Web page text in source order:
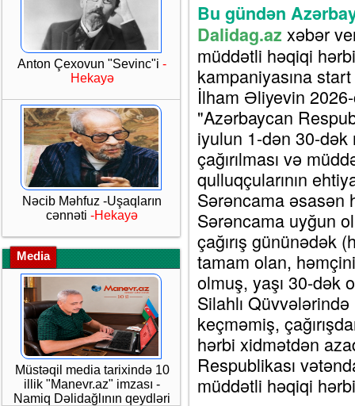
Anton Çexovun "Sevinc"i -
Hekayə
Nəcib Məhfuz -Uşaqların
cənnəti -Hekayə
Media
Müstəqil media tarixində 10
illik "Manevr.az" imzası -
Namiq Dəlidağlının qeydləri
Bu gündən
Dalidag.az xəbər
müddətli həqiqi
kampaniyasına
İlham Əliyevin 2026-
"Azərbaycan
iyulun 1-dən 30-
çağırılması və
qulluqçularının
Sərəncama əsasən
Sərəncama uyğun
çağırış gününədək
tamam olan,
olmuş, yaşı 30-dək
Silahlı
keçməmiş,
hərbi xidmətdən
Respublikası
müddətli həqiqi